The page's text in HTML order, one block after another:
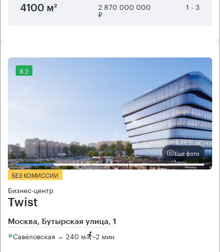
4100 м² 2 870 000 000
₽
1 - 3
8.2
Еще фото
БЕЗ КОМИССИИ
Бизнес-центр
Twist
Москва, Бутырская улица, 1
Савёловская → 240 м ~2 мин